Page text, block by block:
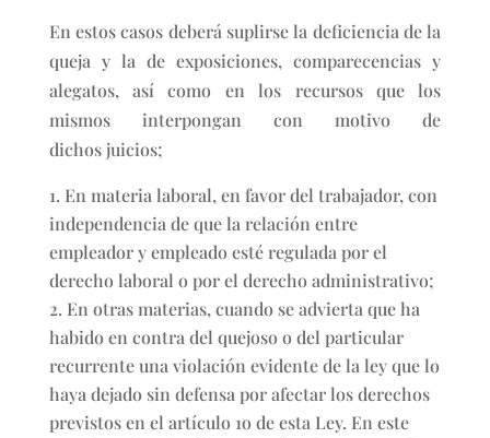
En estos casos deberá suplirse la deficiencia de la
queja y la de exposiciones, comparecencias y
alegatos, así como en los recursos que los
mismos interpongan con motivo de
dichos juicios;
En materia laboral, en favor del trabajador, con
independencia de que la relación entre
empleador y empleado esté regulada por el
derecho laboral o por el derecho administrativo;
En otras materias, cuando se advierta que ha
habido en contra del quejoso o del particular
recurrente una violación evidente de la ley que lo
haya dejado sin defensa por afectar los derechos
previstos en el artículo 1o de esta Ley. En este